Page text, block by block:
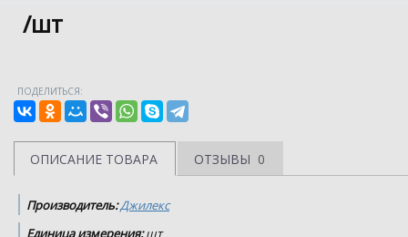
/шт
ПОДЕЛИТЬСЯ:
ОПИСАНИЕ ТОВАРА ОТЗЫВЫ 0
Производитель:Джилекс
Единица измерения:шт